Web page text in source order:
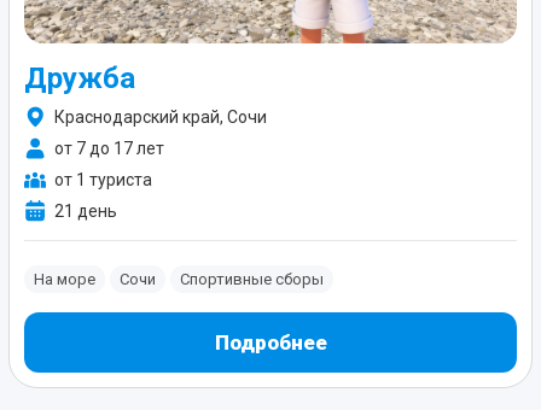
Дружба
Краснодарский край, Сочи
от 7 до 17 лет
от 1 туриста
21 день
На море Сочи Спортивные сборы
Подробнее